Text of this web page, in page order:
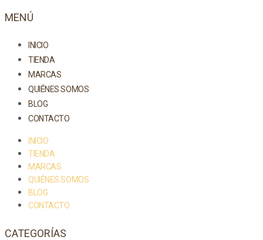
MENÚ
INICIO
TIENDA
MARCAS
QUIÉNES SOMOS
BLOG
CONTACTO
INICIO
TIENDA
MARCAS
QUIÉNES SOMOS
BLOG
CONTACTO
CATEGORÍAS